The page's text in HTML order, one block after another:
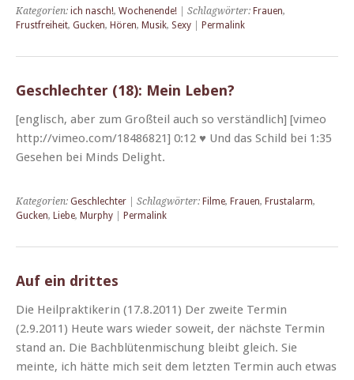
Kategorien: ich nasch!, Wochenende! | Schlagwörter: Frauen,
Frustfreiheit, Gucken, Hören, Musik, Sexy Permalink
Geschlechter (18): Mein Leben?
[englisch, aber zum Großteil auch so ver­ständlich] [vimeo
http://vimeo.com/18486821] 0:12 ♥ Und das Schild bei 1:35
Gese­hen bei Minds Delight.
Kategorien: Geschlechter | Schlagwörter: Filme, Frauen, Frustalarm,
Gucken, Liebe, Murphy Permalink
Auf ein drittes
Die Heil­prak­tik­erin (17.8.2011) Der zweite Ter­min
(2.9.2011) Heute wars wieder soweit, der näch­ste Ter­min
stand an. Die Bach­blüten­mis­chung bleibt gle­ich. Sie
meinte, ich hätte mich seit dem let­zten Ter­min auch etwas